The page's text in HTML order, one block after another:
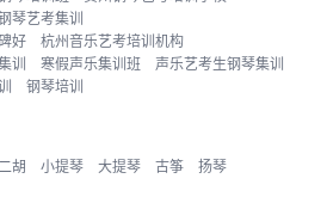
琴艺考集训
好
杭州音乐艺考培训机构
训 寒假声乐集训班
声乐艺考生钢琴集训
钢琴培训
胡 小提琴 大提琴 古筝 扬琴